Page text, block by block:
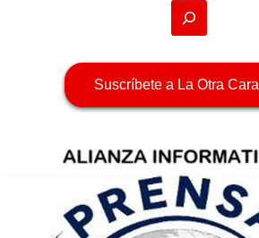
Suscríbete a La Otra Cara